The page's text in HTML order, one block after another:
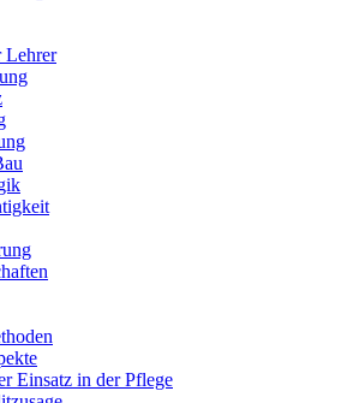
Lehrer
Einsatz in der Pflege